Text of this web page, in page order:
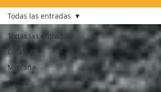
Todas las entradas
Cefalea
Migraña
Estres
Todas las entradas